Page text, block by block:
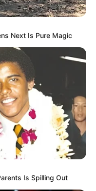
Next Is Pure Magic
Is Spilling Out